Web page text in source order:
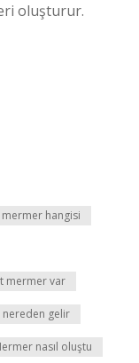
oluşturur.
mermer hangisi
mermer var
nereden gelir
nasıl oluştu